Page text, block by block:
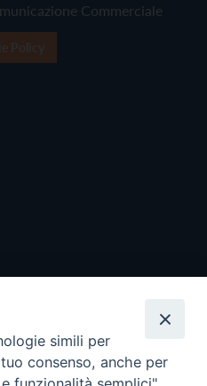
Commerciale
simili per
consenso, anche per